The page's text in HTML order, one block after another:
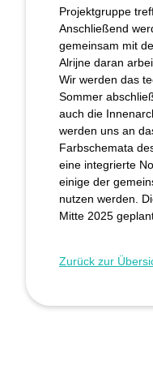
Projektgruppe
Anschließend
gemeinsam mit
Alrijne daran
Wir werden das
Sommer
auch die
werden uns an
Farbschemata
eine integrierte
einige der
nutzen werden.
Mitte 2025
Zurück zur